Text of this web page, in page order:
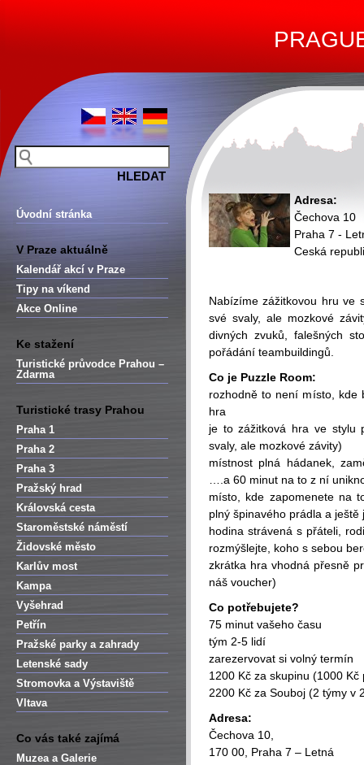
Úvodní stránka
V Praze aktuálně
Kalendář akcí v Praze
Tipy na víkend
Akce Online
Ke stažení
Turistické průvodce Prahou –
Zdarma
Turistické trasy Prahou
Praha 1
Praha 2
Praha 3
Pražský hrad
Královská cesta
Staroměstské náměstí
Židovské město
Karlův most
Kampa
Vyšehrad
Petřín
Pražské parky a zahrady
Letenské sady
Stromovka a Výstaviště
Vltava
Co vás také zajímá
Muzea a Galerie
Adresa:
Čechova 10
Praha 7 -
Ceská
Nabízíme zážitkovou hru ve
své svaly, ale mozkové
divných zvuků, falešných
pořádání teambuildingů.
Co je Puzzle Room:
rozhodně to není místo, kde
hra
je to zážitková hra ve stylu
svaly, ale mozkové závity)
místnost plná hádanek,
….a 60 minut na to z ní
místo, kde zapomenete na
plný špinavého prádla a ještě
hodina strávená s přáteli,
rozmýšlejte, koho s sebou
zkrátka hra vhodná přesně
náš voucher)
Co potřebujete?
75 minut vašeho času
tým 2-5 lidí
zarezervovat si volný termín
1200 Kč za skupinu (1000 Kč
2200 Kč za Souboj (2 týmy v
Adresa:
Čechova 10,
170 00, Praha 7 – Letná